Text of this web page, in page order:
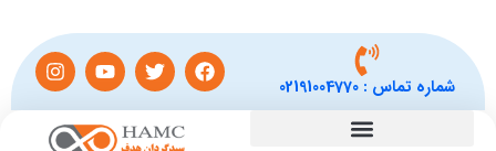
شماره تماس :02191004770